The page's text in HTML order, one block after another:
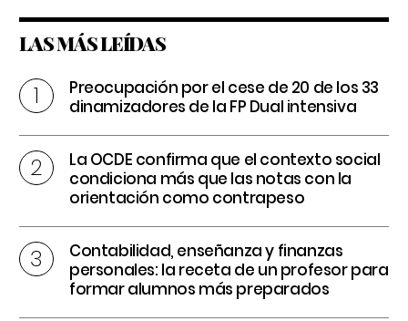
LAS MÁS LEÍDAS
Preocupación por el cese de 20 de los 33
dinamizadores de la FP Dual intensiva
La OCDE confirma que el contexto social
condiciona más que las notas con la
orientación como contrapeso
Contabilidad, enseñanza y finanzas
personales: la receta de un profesor para
formar alumnos más preparados